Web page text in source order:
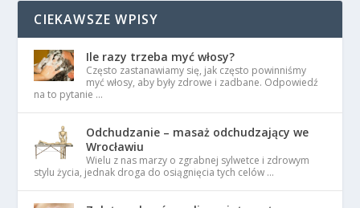
CIEKAWSZE WPISY
Ile razy trzeba myć włosy?
Często zastanawiamy się, jak często powinniśmy
myć włosy, aby były zdrowe i zadbane. Odpowiedź
na to pytanie …
Odchudzanie – masaż odchudzający we
Wrocławiu
Wielu z nas marzy o zgrabnej sylwetce i zdrowym
stylu życia, jednak droga do osiągnięcia tych celów …